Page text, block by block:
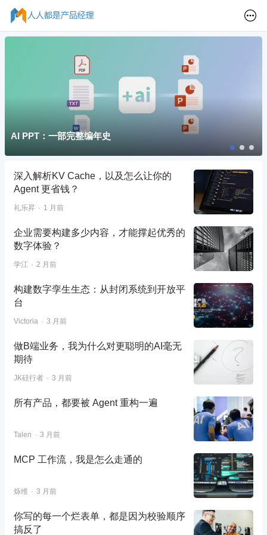
AI PPT：一部完整编年史
深入解析KV Cache，以及怎么让你的
Agent 更省钱？
礼乐昇 1 月前
企业需要构建多少内容，才能撑起优秀的
数字体验？
学江 2 月前
构建数字孪生生态：从封闭系统到开放平
台
Victoria 3 月前
做B端业务，我为什么对更聪明的AI毫无
期待
JK硅行者 3 月前
所有产品，都要被 Agent 重构一遍
Talen 3 月前
MCP 工作流，我是怎么走通的
烁维 3 月前
你写的每一个烂表单，都是因为校验顺序
搞反了